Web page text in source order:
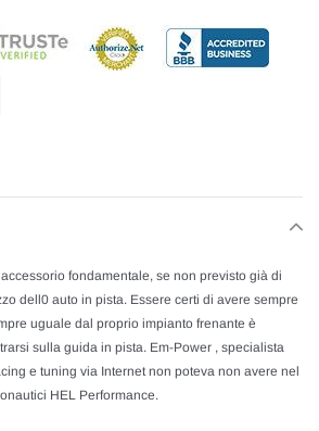
fondamentale, se non previsto già di
dell0 auto in pista. Essere certi di avere sempre
uguale dal proprio impianto frenante è
sulla guida in pista. Em-Power , specialista
e tuning via Internet non poteva non avere nel
HEL Performance.